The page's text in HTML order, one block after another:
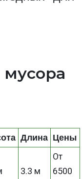
Длина Цены
3.3 м
От
6500